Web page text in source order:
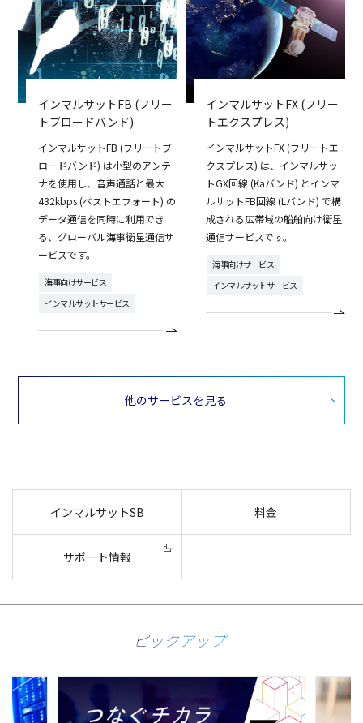
インマルサットFB (フリー
トブロードバンド)
インマルサットFB (フリートブ
ロードバンド) は小型のアンテ
ナを使用し、音声通話と最大
432kbps (ベストエフォート) の
データ通信を同時に利用でき
る、グローバル海事衛星通信サ
ービスです。
海事向けサービス
インマルサットサービス
インマルサットFX (フリー
トエクスプレス)
インマルサットFX (フリートエ
クスプレス) は、インマルサッ
トGX回線 (Kaバンド) とインマ
ルサットFB回線 (Lバンド) で構
成される広帯域の船舶向け衛星
通信サービスです。
海事向けサービス
インマルサットサービス
他のサービスを見る
インマルサットSB 料金
サポート情報
ピックアップ